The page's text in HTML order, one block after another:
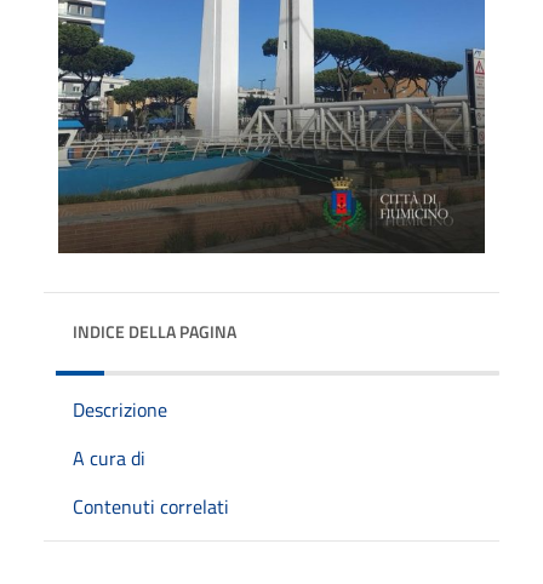
INDICE DELLA PAGINA
Descrizione
A cura di
Contenuti correlati